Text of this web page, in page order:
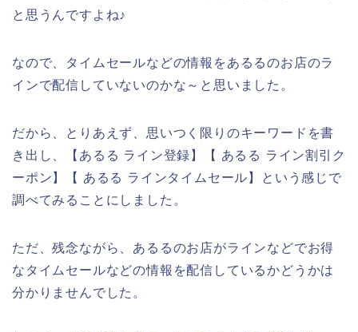
と思うんですよね♪
なので、タイムセールなどの情報をあるるのお店のラ
インで配信していないのかな～と思いました。
だから、とりあえず、思いつく限りのキーワードを書
き出し、【あるる ライン登録】【 あるる ライン割引ク
ーポン】【 あるる ラインタイムセール】という感じで
調べてみることにしました。
ただ、残念ながら、あるるのお店がラインなどでお得
なタイムセールなどの情報を配信しているかどうかは
分かりませんでした。